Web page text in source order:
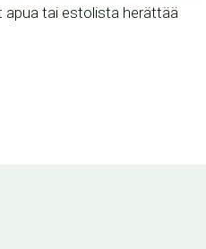
tai estolista herättää